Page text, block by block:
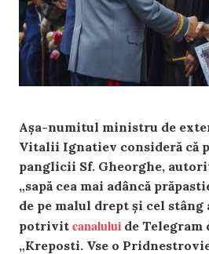
Așa-numitul ministru de
Vitalii Ignatiev consideră că
panglicii Sf. Gheorghe,
„sapă cea mai adâncă
de pe malul drept și cel
potrivit canalului de
„Kreposti. Vse o